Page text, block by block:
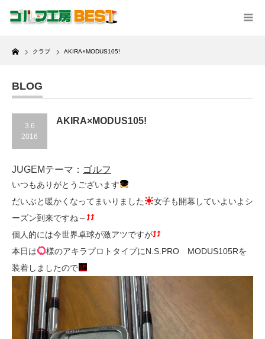
Home
クラブ AKIRA×MODUS105!
BLOG
3.6
2016
AKIRA×MODUS105!
JUGEMテーマ： ゴルフ
いつもありがとうございます
だいぶと暖かくなってまいりました
女子も開幕していよいよシ
ーズン到来ですね～
個人的には今世界卓球が激アツですが
本日は
様のアキラプロトタイプにN.S.PRO MODUS105Rを
装着しましたので